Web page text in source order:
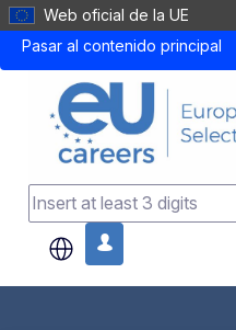
Pasar al contenido principal
Web oficial de la UE